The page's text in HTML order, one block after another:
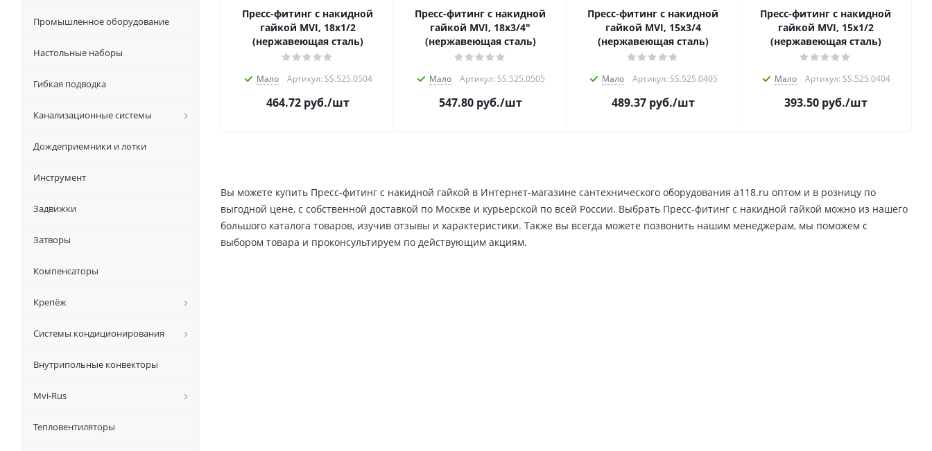
Пресс-фитинг с накидной
гайкой MVI, 18х1/2
(нержавеющая сталь)
Мало Артикул: SS.525.0504
464.72руб./шт
Пресс-фитинг с накидной
гайкой MVI, 18x3/4"
(нержавеющая сталь)
Мало Артикул: SS.525.0505
547.80руб./шт
Пресс-фитинг с накидной
гайкой MVI, 15х3/4
(нержавеющая сталь)
Мало Артикул: SS.525.0405
489.37руб./шт
Пресс-фитинг с накидной
гайкой MVI, 15х1/2
(нержавеющая сталь)
Мало Артикул: SS.525.0404
393.50руб./шт
Вы можете купить Пресс-фитинг с накидной гайкой в Интернет-магазине сантехнического оборудования a118.ru оптом и в розницу по
выгодной цене, c собственной доставкой по Москве и курьерской по всей России. Выбрать Пресс-фитинг с накидной гайкой можно из нашего
большого каталога товаров, изучив отзывы и характеристики. Также вы всегда можете позвонить нашим менеджерам, мы поможем с
выбором товара и проконсультируем по действующим акциям.
Промышленное оборудование
Настольные наборы
Гибкая подводка
Канализационные системы
Дождеприемники и лотки
Инструмент
Задвижки
Затворы
Компенсаторы
Крепёж
Системы кондиционирования
Внутрипольные конвекторы
Mvi-Rus
Тепловентиляторы